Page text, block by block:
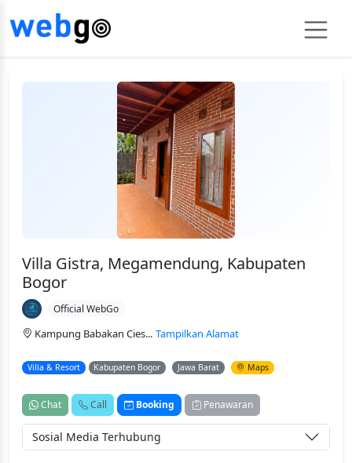
Villa Gistra, Megamendung, Kabupaten
Bogor
Official WebGo
Kampung Babakan Cies... Tampilkan Alamat
Villa & Resort Kabupaten Bogor Jawa Barat Maps
Chat Call Booking Penawaran
Sosial Media Terhubung